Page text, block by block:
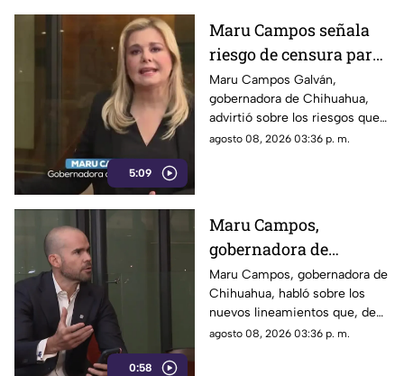
5:09
Maru Campos señala
riesgo de censura para
medios y periodistas
ante nuevos
lineamientos de
audiencias
Maru Campos Galván,
gobernadora de Chihuahua,
advirtió sobre los riesgos que
podrían representar los nuevos
utilizarse para sancionar a
medios y periodistas críticos.
agosto 08, 2026 03:36 p. m.
0:58
Maru Campos,
gobernadora de
Chihuahua, advierte
riesgo para la libertad
de expresión
Maru Campos, gobernadora de
Chihuahua, habló sobre los
nuevos lineamientos que, de
acuerdo con su postura,
agosto 08, 2026 03:36 p. m.